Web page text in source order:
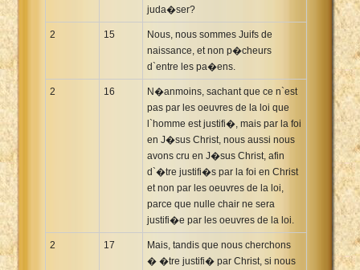
juda�ser?
2 15
Nous, nous sommes Juifs de
naissance, et non p�cheurs
d`entre les pa�ens.
2 16
N�anmoins, sachant que ce n`est
pas par les oeuvres de la loi que
l`homme est justifi�, mais par la foi
en J�sus Christ, nous aussi nous
avons cru en J�sus Christ, afin
d`�tre justifi�s par la foi en Christ
et non par les oeuvres de la loi,
parce que nulle chair ne sera
justifi�e par les oeuvres de la loi.
2 17
Mais, tandis que nous cherchons
� �tre justifi� par Christ, si nous